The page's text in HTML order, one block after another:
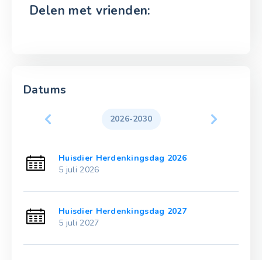
Delen met vrienden:
Datums
2026-2030
Huisdier Herdenkingsdag 2026
5 juli 2026
Huisdier Herdenkingsdag 2027
5 juli 2027